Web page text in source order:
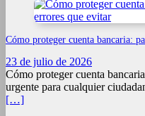
Cómo proteger cuenta bancaria:
23 de julio de 2026
Cómo proteger cuenta
urgente para cualquier
[…]